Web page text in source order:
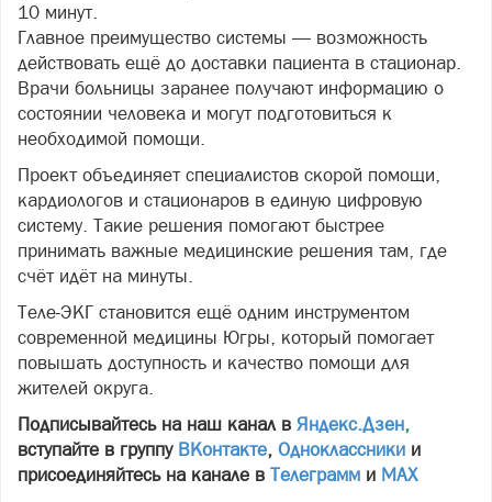
10 минут.
Главное преимущество системы — возможность
действовать ещё до доставки пациента в стационар.
Врачи больницы заранее получают информацию о
состоянии человека и могут подготовиться к
необходимой помощи.
Проект объединяет специалистов скорой помощи,
кардиологов и стационаров в единую цифровую
систему. Такие решения помогают быстрее
принимать важные медицинские решения там, где
счёт идёт на минуты.
Теле-ЭКГ становится ещё одним инструментом
современной медицины Югры, который помогает
повышать доступность и качество помощи для
жителей округа.
Подписывайтесь на наш канал в Яндекс.Дзен,
вступайте в группу ВКонтакте, Одноклассники и
присоединяйтесь на канале в Телеграмм и МАХ